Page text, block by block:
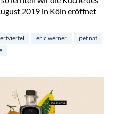
2019 in Köln eröffnet
im Kölner
eric werner
pet nat